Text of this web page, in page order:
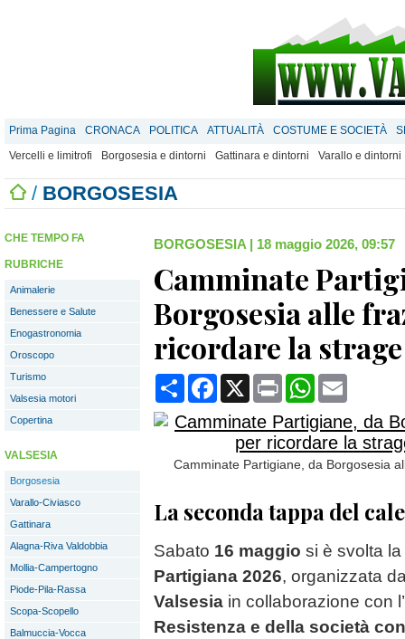
Prima Pagina CRONACA POLITICA ATTUALITÀ COSTUME E SOCIETÀ
Vercelli e limitrofi
Borgosesia e dintorni Gattinara e dintorni Varallo e dintorni
/ BORGOSESIA
CHE TEMPO FA
RUBRICHE
Animalerie
Benessere e Salute
Enogastronomia
Oroscopo
Turismo
Valsesia motori
Copertina
VALSESIA
Borgosesia
Varallo-Civiasco
Gattinara
Alagna-Riva Valdobbia
Mollia-Campertogno
Piode-Pila-Rassa
Scopa-Scopello
Balmuccia-Vocca
BORGOSESIA | 18 maggio 2026, 09:57
Camminate
Borgosesia alle
ricordare la
CondividiFacebook
X Print WhatsApp
Camminate Partigiane, da Borgosesia
La seconda tappa del
Sabato 16 maggio si è svolta
Partigiana 2026, organizzata
Valsesia in collaborazione con l’
Resistenza e della società